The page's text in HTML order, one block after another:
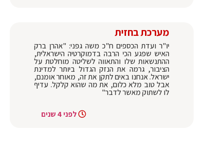
מערכת בחזית
יו"ר ועדת הכספים ח"כ משה גפני: "אהרן ברק
האיש שפגע הכי הרבה בדמוקרטיה הישראלית,
ההתנשאות שלו והתאווה לשליטה מוחלטת על
הציבור, גרמה את הנזק הגדול ביותר למדינת
ישראל. אנחנו באים לתקן את זה, מאוחר אומנם,
אבל טוב מלא כלום, את מה שהוא קלקל. עדיף
לו לשתוק מאשר לדבר"
לפני 4 שנים